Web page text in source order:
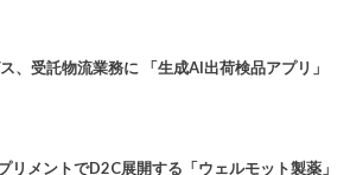
、受託物流業務に 「生成AI出荷検品アプリ」
リメントでD2C展開する「ウェルモット製薬」